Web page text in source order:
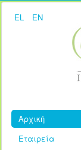
EL EN
Αρχική
Εταιρεία